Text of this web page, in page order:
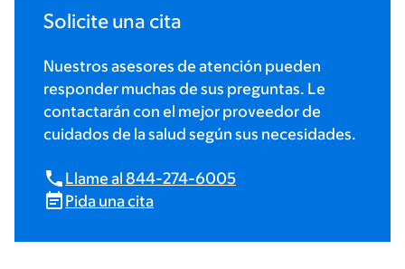
Solicite una cita
Nuestros asesores de atención pueden
responder muchas de sus preguntas. Le
contactarán con el mejor proveedor de
cuidados de la salud según sus necesidades.
Llame al 844-274-6005
Pida una cita